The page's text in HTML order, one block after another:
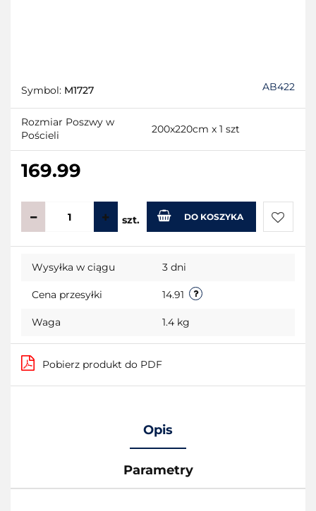
Symbol: M1727 AB422
Rozmiar Poszwy w
Pościeli
200x220cm x 1 szt
169.99
szt. DO KOSZYKA
Do
Wysyłka w ciągu 3 dni
Cena przesyłki 14.91
Waga 1.4 kg
Pobierz produkt do PDF
Opis
Parametry